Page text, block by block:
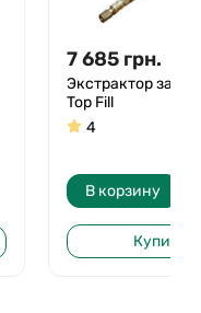
7 685 грн.
Экстрактор
Top Fill
4
В корзину
Купить в